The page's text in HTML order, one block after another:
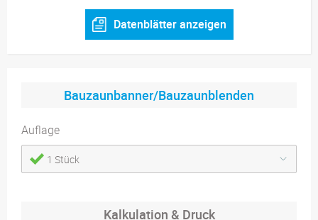
Datenblätter anzeigen
Bauzaunbanner/Bauzaunblenden
Auflage
1 Stück
Kalkulation & Druck